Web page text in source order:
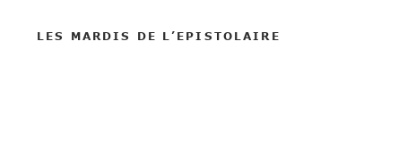
LES MARDIS DE L’EPISTOLAIRE